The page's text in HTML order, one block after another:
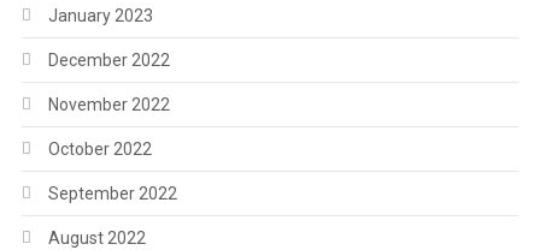
January 2023
December 2022
November 2022
October 2022
September 2022
August 2022